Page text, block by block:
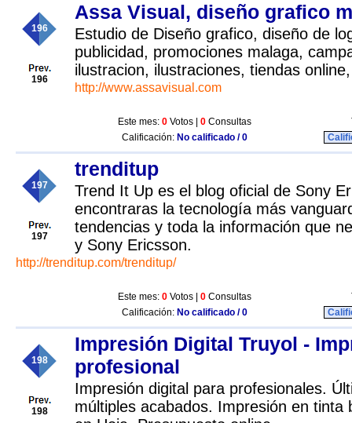
196
196
Assa Visual, diseño grafico
Estudio de Diseño grafico, diseño de
publicidad, promociones malaga,
ilustracion, ilustraciones, tiendas
http://www.assavisual.com
Este mes: 0 Votos | 0 Consultas
Calificación: No calificado / 0
197
197
trenditup
Trend It Up es el blog oficial de Sony
encontraras la tecnología más
tendencias y toda la información que
y Sony Ericsson.
http://trenditup.com/trenditup/
Este mes: 0 Votos | 0 Consultas
Calificación: No calificado / 0
198
198
Impresión Digital Truyol -
profesional
Impresión digital para profesionales.
múltiples acabados. Impresión en tinta